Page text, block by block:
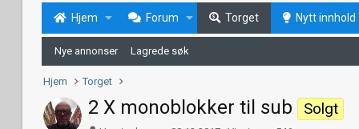
Hjem Forum Torget Nytt innhold
Nye annonser Lagrede søk
Hjem Torget
2 X monoblokker til sub Solgt